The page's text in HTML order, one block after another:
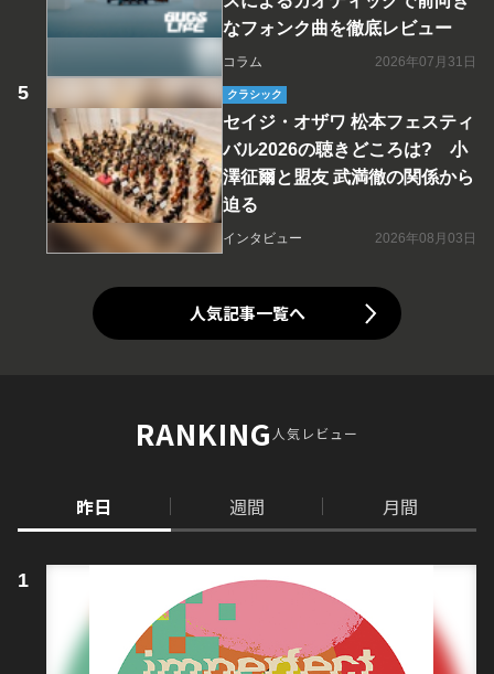
なフォンク曲を徹底レビュー
コラム 2026年07月31日
クラシック
セイジ・オザワ 松本フェスティ
バル2026の聴きどころは? 小
澤征爾と盟友 武満徹の関係から
迫る
インタビュー 2026年08月03日
人気記事一覧へ
RANKING人気レビュー
昨日 週間 月間